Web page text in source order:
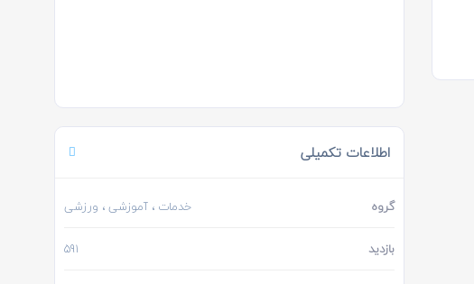
اطلاعات تکمیلی
گروه خدمات ، آموزشی، ورزشی
بازدید 591